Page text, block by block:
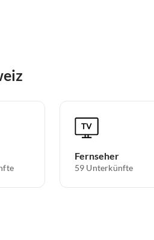
Fernseher
59 Unterkünfte